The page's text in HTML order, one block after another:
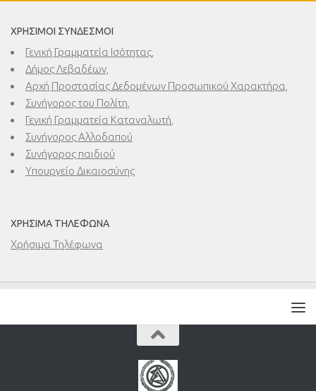
ΧΡΉΣΙΜΟΙ ΣΎΝΔΕΣΜΟΙ
Γενική Γραμματεία Ισότητας,
Δήμος Λεβαδέων,
Αρχή Προστασίας Δεδομένων Προσωπικού Χαρακτήρα,
Συνήγορος του Πολίτη,
Γενική Γραμματεία Καταναλωτή,
Συνήγορος Αλλοδαπού
Συνήγορος παιδιού
Υπουργείο Δικαιοσύνης
ΧΡΉΣΙΜΑ ΤΗΛΈΦΩΝΑ
Χρήσιμα Τηλέφωνα